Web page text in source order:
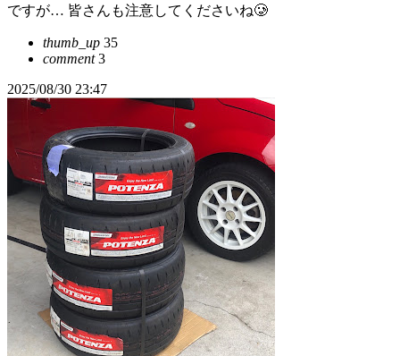
ですが… 皆さんも注意してくださいね🥲
thumb_up 35
comment3
2025/08/30 23:47